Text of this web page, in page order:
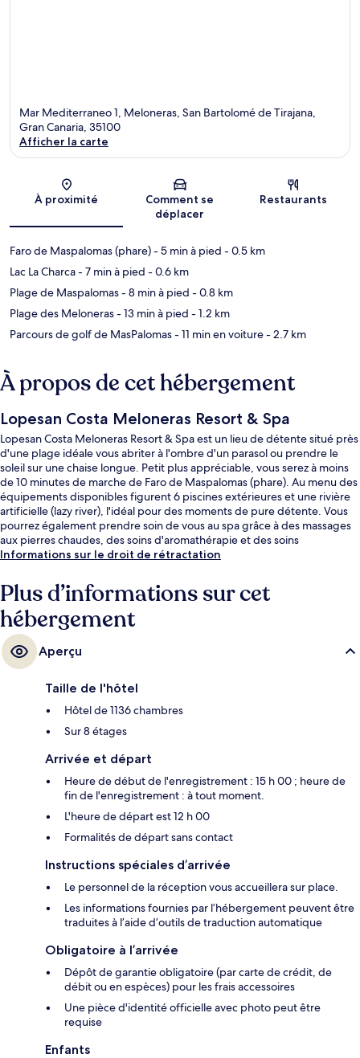
Mar Mediterraneo 1, Meloneras, San Bartolomé de Tirajana,
Gran Canaria, 35100
Afficher la carte
À proximité
Comment se
déplacer
Restaurants
Faro de Maspalomas (phare)- 5 min à pied - 0.5 km
Lac La Charca- 7 min à pied - 0.6 km
Plage de Maspalomas- 8 min à pied - 0.8 km
Plage des Meloneras- 13 min à pied - 1.2 km
Parcours de golf de MasPalomas- 11 min en voiture- 2.7 km
À propos de cet hébergement
Lopesan Costa Meloneras Resort & Spa
Lopesan Costa Meloneras Resort & Spa est un lieu de détente situé près
d'une plage idéale vous abriter à l'ombre d'un parasol ou prendre le
soleil sur une chaise longue. Petit plus appréciable, vous serez à moins
de 10 minutes de marche de Faro de Maspalomas (phare). Au menu des
équipements disponibles figurent 6 piscines extérieures et une rivière
artificielle (lazy river), l'idéal pour des moments de pure détente. Vous
pourrez également prendre soin de vous au spa grâce à des massages
aux pierres chaudes, des soins d'aromathérapie et des soins
d'hydrothérapie. L'établissement Gastro Buffet Alameda sert le petit
piscine, un casino et un club pour enfants (gratuit). La piscine
rafraîchissante et le personnel attentionné remportent un franc succès
auprès des autres voyageurs.
Informations sur le droit de rétractation
Plus d’informations sur cet
hébergement
Aperçu
Taille de l'hôtel
Hôtel de 1136 chambres
Sur 8 étages
Arrivée et départ
Heure de début de l'enregistrement : 15 h 00 ; heure de
fin de l'enregistrement : à tout moment.
L'heure de départ est 12 h 00
Formalités de départ sans contact
Instructions spéciales d’arrivée
Le personnel de la réception vous accueillera sur place.
Les informations fournies par l’hébergement peuvent être
traduites à l’aide d’outils de traduction automatique
Obligatoire à l’arrivée
Dépôt de garantie obligatoire (par carte de crédit, de
débit ou en espèces) pour les frais accessoires
Une pièce d'identité officielle avec photo peut être
requise
Enfants